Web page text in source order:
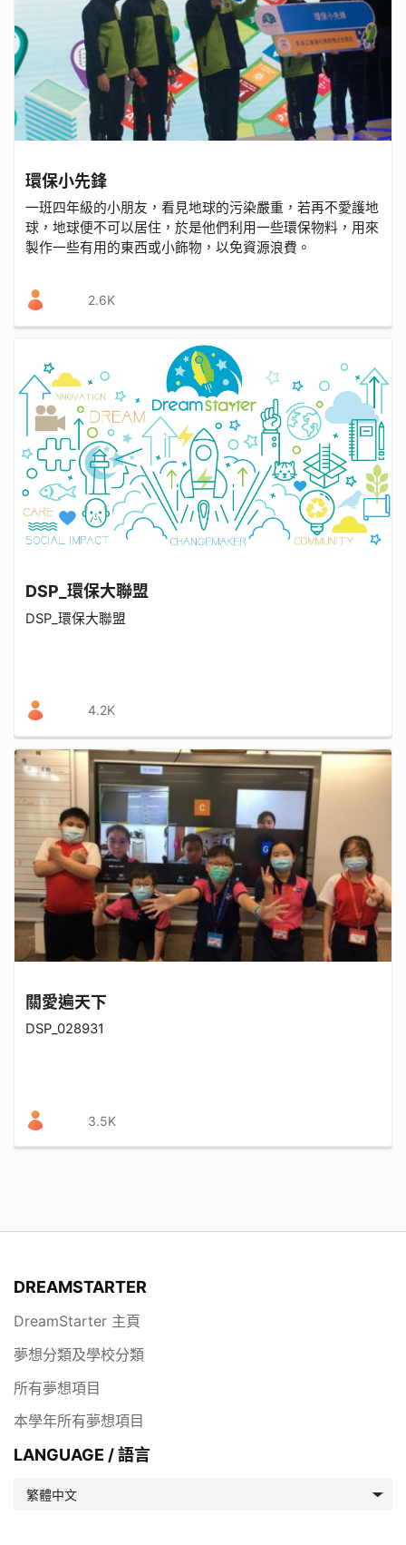
環保小先鋒
一班四年級的小朋友，看見地球的污染嚴重，若再不愛護地
球，地球便不可以居住，於是他們利用一些環保物料，用來
製作一些有用的東西或小飾物，以免資源浪費。
2.6K
DSP_環保大聯盟
DSP_環保大聯盟
4.2K
關愛遍天下
DSP_028931
3.5K
DREAMSTARTER
DreamStarter 主頁
夢想分類及學校分類
所有夢想項目
本學年所有夢想項目
LANGUAGE / 語言